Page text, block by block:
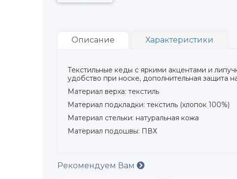
Описание Характеристики
Текстильные кеды с яркими акцентами и
удобство при носке, дополнительная защита
Материал верха: текстиль
Материал подкладки: текстиль (хлопок 100%)
Материал стельки: натуральная кожа
Материал подошвы: ПВХ
Рекомендуем Вам